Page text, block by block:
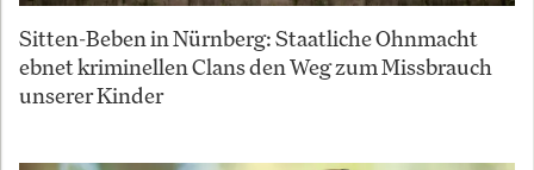
Sitten-Beben in Nürnberg: Staatliche Ohnmacht
ebnet kriminellen Clans den Weg zum Missbrauch
unserer Kinder